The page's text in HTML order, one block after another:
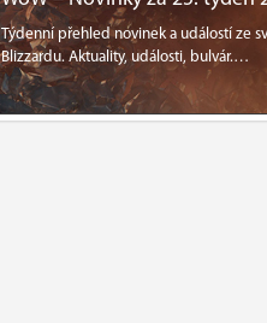
Týdenní přehled novinek a událostí ze
Blizzardu. Aktuality, události, bulvár.…